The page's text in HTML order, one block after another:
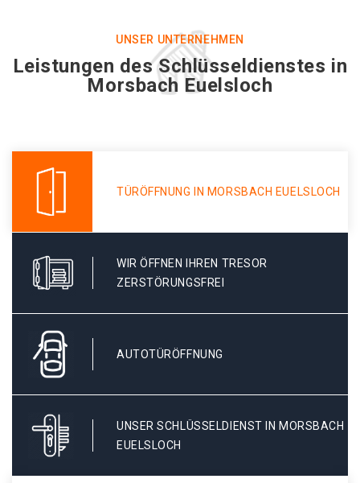
UNSER UNTERNEHMEN
Leistungen des Schlüsseldienstes in
Morsbach Euelsloch
TÜRÖFFNUNG IN MORSBACH EUELSLOCH
WIR ÖFFNEN IHREN TRESOR
ZERSTÖRUNGSFREI
AUTOTÜRÖFFNUNG
UNSER SCHLÜSSELDIENST IN MORSBACH
EUELSLOCH